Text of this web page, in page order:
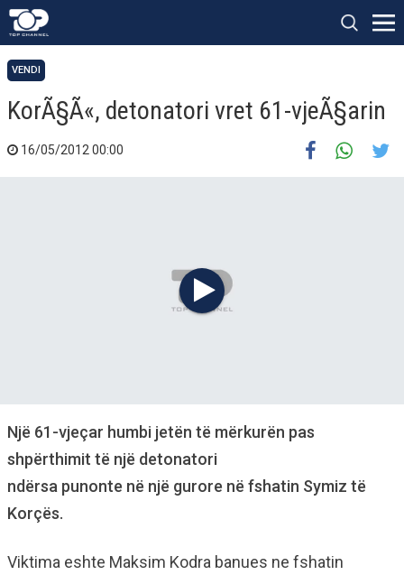
VENDI
KorÃ§Ã«, detonatori vret 61-vjeÃ§arin
16/05/2012 00:00
Një 61-vjeçar humbi jetën të mërkurën pas
shpërthimit të një detonatori
ndërsa punonte në një gurore në fshatin Symiz të
Korçës.
Viktima eshte Maksim Kodra banues ne fshatin